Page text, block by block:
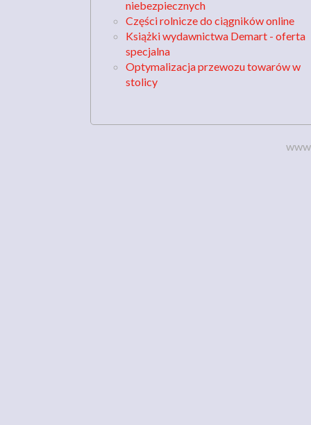
niebezpiecznych
Części rolnicze do ciągników online
Książki wydawnictwa Demart - oferta
specjalna
Optymalizacja przewozu towarów w
stolicy